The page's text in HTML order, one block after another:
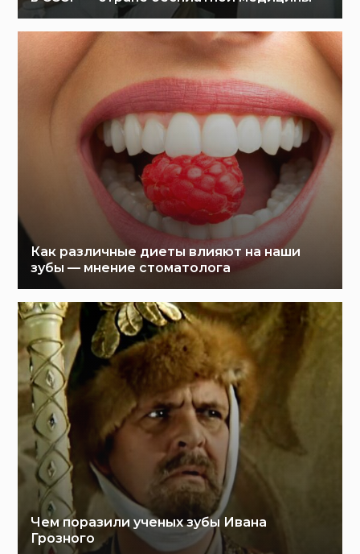
Как различные диеты влияют на наши
зубы — мнение стоматолога
Чем поразили ученых зубы Ивана
Грозного